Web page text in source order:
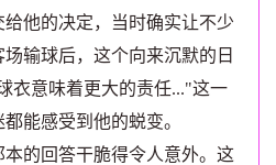
他的决定，当时确实让不少
输球后，这个向来沉默的日
衣意味着更大的责任..."这一
能感受到他的蜕变。
的回答干脆得令人意外。这